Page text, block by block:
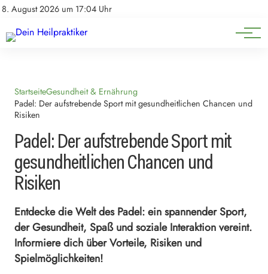
8. August 2026 um 17:04 Uhr
Impressum
Natürliche Medizin
Heilpflanzen & Kräuterkunde
StartseiteGesundheit & Ernährung
Padel: Der aufstrebende Sport mit gesundheitlichen Chancen und
Risiken
Padel: Der aufstrebende Sport mit
gesundheitlichen Chancen und
Risiken
Entdecke die Welt des Padel: ein spannender Sport,
der Gesundheit, Spaß und soziale Interaktion vereint.
Informiere dich über Vorteile, Risiken und
Spielmöglichkeiten!